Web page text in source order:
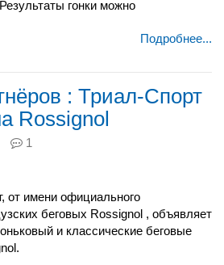
гонки можно
Подробнее...
: Триал-Спорт
Rossignol
1
от имени официального
беговых Rossignol , объявляет
и классические беговые